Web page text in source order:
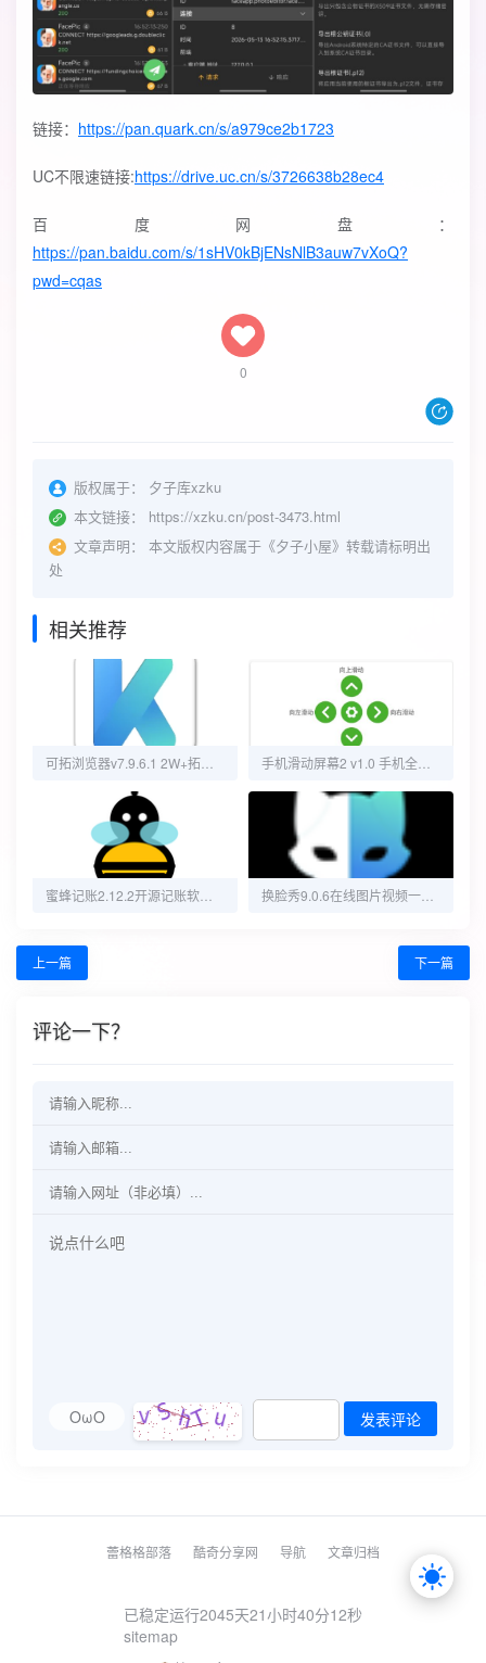
链接： https://pan.quark.cn/s/a979ce2b1723
UC不限速链接:https://drive.uc.cn/s/3726638b28ec4
百度网盘：
https://pan.baidu.com/s/1sHV0kBjENsNlB3auw7vXoQ?
pwd=cqas
0
版权属于：
夕子库xzku
本文链接：
https://xzku.cn/post-3473.html
文章声明：
本文版权内容属于《夕子小屋》转载请标明出
处
相关推荐
上一篇 下一篇
评论一下？
OωO 发表评论
蕾格格部落 酷奇分享网 导航 文章归档
已稳定运行2045天21小时40分12秒
sitemap